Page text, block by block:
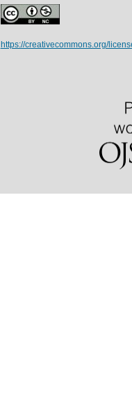
https://creativecommons.org/